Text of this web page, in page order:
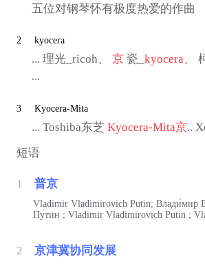
五位对钢琴怀有极度热爱的作曲
2 kyocera
... 理光_ricoh、 京瓷_ kyocera、
...
3 Kyocera-Mita
... Toshiba东芝 Kyocera-Mita京..
短语
1 普京
Vladimir Vladimirovich Putin; Влади́мир
Пу́тин ; Vladimir Vladimirovich Putin ;
2 京津冀协同发展